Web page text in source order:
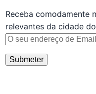
Receba comodamente
relevantes da cidade